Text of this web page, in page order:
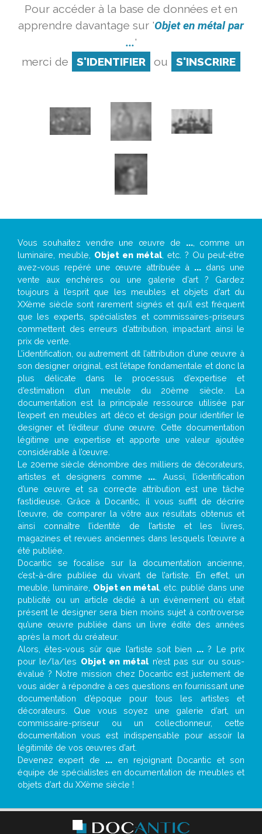
Pour accéder à la base de données et en
apprendre davantage sur 'Objet en métal par
...'
merci de
S'IDENTIFIER ou S'INSCRIRE
Vous souhaitez vendre une œuvre de ..., comme un
luminaire, meuble, Objet en métal , etc. ? Ou peut-être
avez-vous repéré une œuvre attribuée à ... dans une
vente aux enchères ou une galerie d’art ? Gardez
toujours à l’esprit que les meubles et objets d’art du
XXème siècle sont rarement signés et qu’il est fréquent
que les experts, spécialistes et commissaires-priseurs
commettent des erreurs d’attribution, impactant ainsi le
prix de vente.
L’identification, ou autrement dit l’attribution d’une œuvre à
son designer original, est l’étape fondamentale et donc la
plus délicate dans le processus d’expertise et
d’estimation d’un meuble du 20ème siècle. La
documentation est la principale ressource utilisée par
l’expert en meubles art déco et design pour identifier le
designer et l’éditeur d’une œuvre. Cette documentation
légitime une expertise et apporte une valeur ajoutée
considérable à l’œuvre.
Le 20eme siècle dénombre des milliers de décorateurs,
artistes et designers comme ... . Aussi, l’identification
d’une œuvre et sa correcte attribution est une tâche
fastidieuse. Grâce à Docantic, il vous suffit de décrire
l’œuvre, de comparer la vôtre aux résultats obtenus et
ainsi connaître l’identité de l’artiste et les livres,
magazines et revues anciennes dans lesquels l’œuvre a
été publiée.
Docantic se focalise sur la documentation ancienne,
c’est-à-dire publiée du vivant de l’artiste. En effet, un
meuble, luminaire, Objet en métal , etc. publié dans une
publicité ou un article dédié à un évènement où était
présent le designer sera bien moins sujet à controverse
qu’une œuvre publiée dans un livre édité des années
après la mort du créateur.
Alors, êtes-vous sûr que l’artiste soit bien ...? Le prix
pour le/la/les Objet en métal n’est pas sur ou sous-
évalué ? Notre mission chez Docantic est justement de
vous aider à répondre à ces questions en fournissant une
documentation d’époque pour tous les artistes et
décorateurs. Que vous soyez une galerie d’art, un
commissaire-priseur ou un collectionneur, cette
documentation vous est indispensable pour assoir la
légitimité de vos œuvres d’art.
Devenez expert de ... en rejoignant Docantic et son
équipe de spécialistes en documentation de meubles et
objets d’art du XXème siècle !